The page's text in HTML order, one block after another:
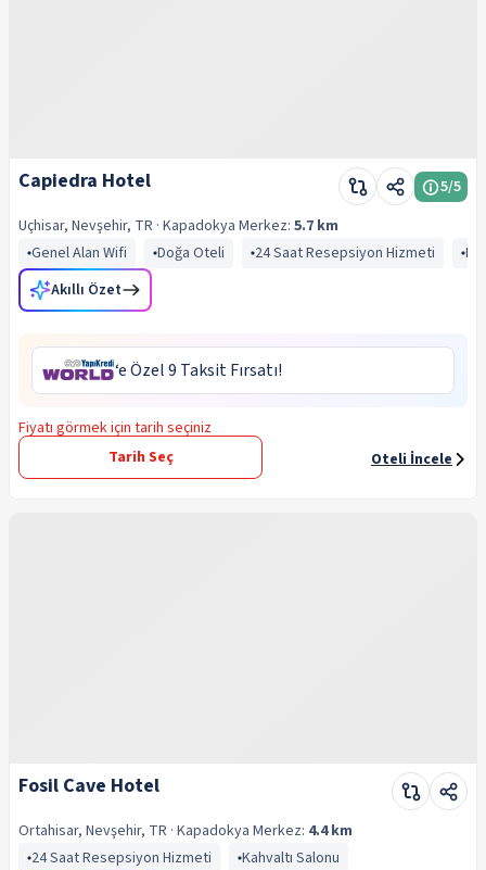
Capiedra Hotel 5/5
Uçhisar, Nevşehir, TR · Kapadokya Merkez: 5.7 km
Genel Alan Wifi
Doğa Oteli 24 Saat Resepsiyon Hizmeti
Akıllı Özet
‘e Özel 9 Taksit Fırsatı!
Fiyatı görmek için tarih seçiniz
Tarih Seç
Oteli İncele
Fosil Cave Hotel
Ortahisar, Nevşehir, TR · Kapadokya Merkez: 4.4 km
24 Saat Resepsiyon Hizmeti
Kahvaltı Salonu